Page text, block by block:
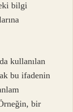
bilgi
kullanılan
bu ifadenin
bir